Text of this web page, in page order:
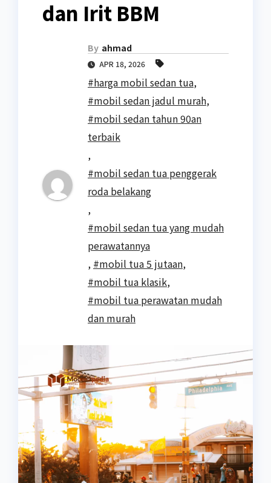
dan Irit BBM
By ahmad
APR 18, 2026
#harga mobil sedan tua,
#mobil sedan jadul murah,
#mobil sedan tahun 90an
terbaik
,
#mobil sedan tua penggerak
roda belakang
,
#mobil sedan tua yang mudah
perawatannya
, #mobil tua 5 jutaan,
#mobil tua klasik,
#mobil tua perawatan mudah
dan murah